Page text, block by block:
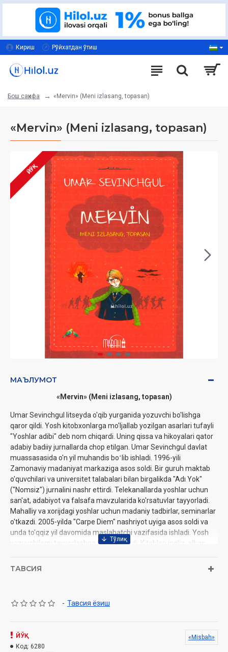
Кириш Рўйхатдан ўтиш
Бош саҳифа «Mervin» (Meni izlasang, topasan)
«Mervin» (Meni izlasang, topasan)
ЙЎҚ
МАЪЛУМОТ
«Mervin» (Meni izlasang, topasan)
Umar Sevinchgul litseyda o'qib yurganida yozuvchi bo'lishga
qaror qildi. Yosh kitobxonlarga mo'ljallab yozilgan asarlari tufayli
"Yoshlar adibi" deb nom chiqardi. Uning qissa va hikoyalari qator
adabiy badiiy jurnallarda chop etilgan. Umar Sevinchgul davlat
muassasasida o'n yil muhandis boʻlib ishladi. 1996-yili
Zamonaviy madaniyat markaziga asos soldi. Bir guruh maktab
o'quvchilari va universitet talabalari bilan birgalikda "Adı Yok"
("Nomsiz") jurnalini nashr ettirdi. Telekanallarda yoshlar uchun
san'at, adabiyot va falsafa mavzularida ko'rsatuvlar tayyorladi.
Mahalliy va xorijdagi yoshlar uchun madaniy tadbirlar, seminarlar
o'tkazdi. 2005-yilda "Carpe Diem" nashriyot uyiga asos soldi va
unda to'qqiz yil davomida maslahatchi vazifasida ishladi. Yosh
yozuvchilarni tayyorlashga hissa qo'shdi. Kitoblari ingliz, alban,
Muallif:Umar Sevinchgul
Sana: 2022-yil
O'lchami:
Bichimi:84х108 1/32
ТАВСИЯ
- Тавсия ёзиш
ЙЎҚ
Код: 6280
«Misbah»